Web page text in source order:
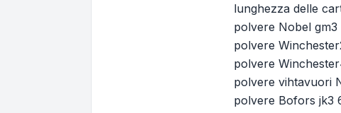
lunghezza delle
polvere Nobel gm3
polvere
polvere
polvere vihtavuori
polvere Bofors jk3